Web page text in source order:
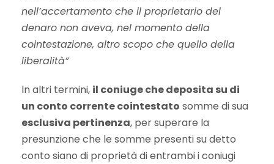
nell’accertamento che il proprietario del
denaro non aveva, nel momento della
cointestazione, altro scopo che quello della
liberalità”
In altri termini, il coniuge che deposita su di
un conto corrente cointestato somme di sua
esclusiva pertinenza, per superare la
presunzione che le somme presenti su detto
conto siano di proprietà di entrambi i coniugi